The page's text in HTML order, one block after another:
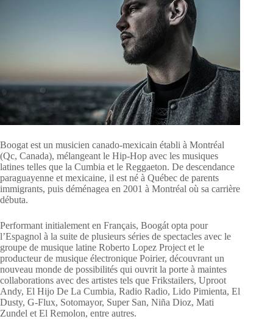
Boogat est un musicien canado-mexicain établi à Montréal
(Qc, Canada), mélangeant le Hip-Hop avec les musiques
latines telles que la Cumbia et le Reggaeton. De descendance
paraguayenne et mexicaine, il est né à Québec de parents
immigrants, puis déménagea en 2001 à Montréal où sa carrière
débuta.
Performant initialement en Français, Boogát opta pour
l’Espagnol à la suite de plusieurs séries de spectacles avec le
groupe de musique latine Roberto Lopez Project et le
producteur de musique électronique Poirier, découvrant un
nouveau monde de possibilités qui ouvrit la porte à maintes
collaborations avec des artistes tels que Frikstailers, Uproot
Andy, El Hijo De La Cumbia, Radio Radio, Lido Pimienta, El
Dusty, G-Flux, Sotomayor, Super San, Niña Dioz, Mati
Zundel et El Remolon, entre autres.